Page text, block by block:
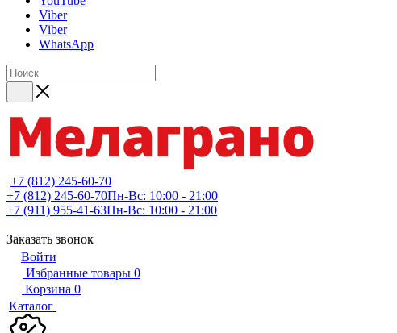
Viber
Viber
WhatsApp
+7 (812) 245-60-70
+7 (812) 245-60-70Пн-Вс: 10:00 - 21:00
+7 (911) 955-41-63Пн-Вс: 10:00 - 21:00
Заказать звонок
Войти
Избранные товары 0
Корзина 0
Каталог